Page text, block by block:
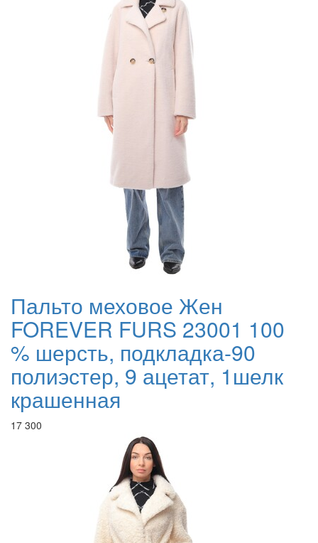
Пальто меховое Жен
FOREVER FURS 23001 100
% шерсть, подкладка-90
полиэстер, 9 ацетат, 1шелк
крашенная
17 300